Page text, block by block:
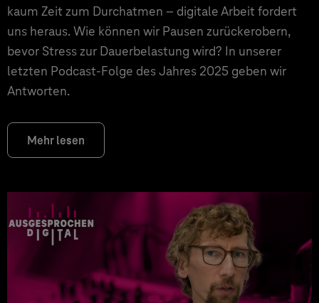
kaum Zeit zum Durchatmen – digitale Arbeit fordert
uns heraus. Wie können wir Pausen zurückerobern,
bevor Stress zur Dauerbelastung wird? In unserer
letzten Podcast-Folge des Jahres 2025 geben wir
Antworten.
Mehr lesen